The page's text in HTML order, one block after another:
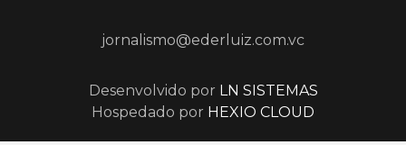
jornalismo@ederluiz.com.vc
Desenvolvido por LN SISTEMAS
Hospedado por HEXIO CLOUD